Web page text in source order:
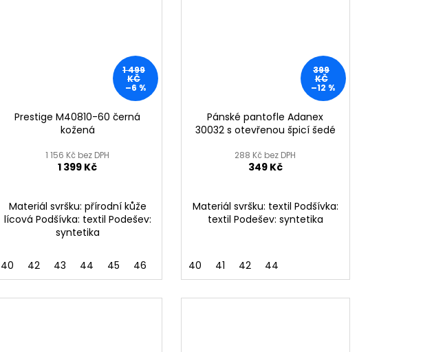
1 499
KČ
–6 %
Prestige M40810-60 černá
kožená
1 156 Kč bez DPH
1 399 Kč
Materiál svršku: přírodní kůže
lícová Podšívka: textil Podešev:
syntetika
40 42 43 44 45 46
399
KČ
–12 %
Pánské pantofle Adanex
30032 s otevřenou špicí šedé
288 Kč bez DPH
349 Kč
Materiál svršku: textil Podšívka:
textil Podešev: syntetika
40 41 42 44